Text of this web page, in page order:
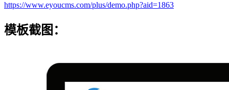
https://www.eyoucms.com/plus/demo.php?aid=1863
模板截图：